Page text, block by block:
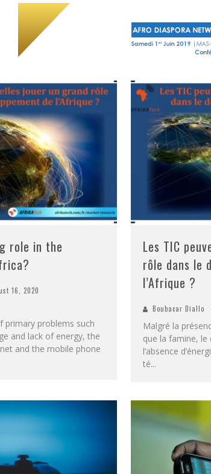
role in the
16, 2020
primary problems such
and lack of energy, the
and the mobile phone
Les TIC
rôle dans le
l’Afrique ?
Boubacar Diallo
Malgré la
que la famine,
l’absence
té...